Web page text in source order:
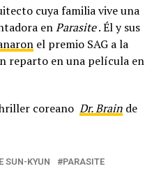
cuya familia vive una
enParasite. Él y sus
el premio SAG a la
reparto en una película en
coreano Dr. Brainde
SUN-KYUN PARASITE